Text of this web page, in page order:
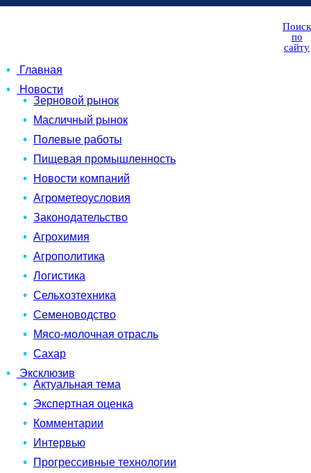
Поиск
по
сайту
Главная
Новости
Зерновой рынок
Масличный рынок
Полевые работы
Пищевая промышленность
Новости компаний
Агрометеоусловия
Законодательство
Агрохимия
Агрополитика
Логистика
Сельхозтехника
Семеноводство
Мясо-молочная отрасль
Сахар
Эксклюзив
Актуальная тема
Экспертная оценка
Комментарии
Интервью
Прогрессивные технологии